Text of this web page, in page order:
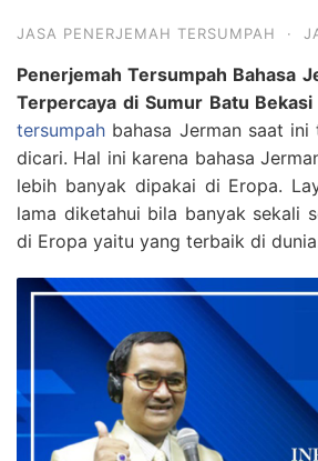
JASA PENERJEMAH TERSUMPAH ·
Penerjemah Tersumpah Bahasa
Terpercaya di Sumur Batu
tersumpah bahasa Jerman saat
dicari. Hal ini karena bahasa
lebih banyak dipakai di Eropa.
lama diketahui bila banyak sekali
di Eropa yaitu yang terbaik di